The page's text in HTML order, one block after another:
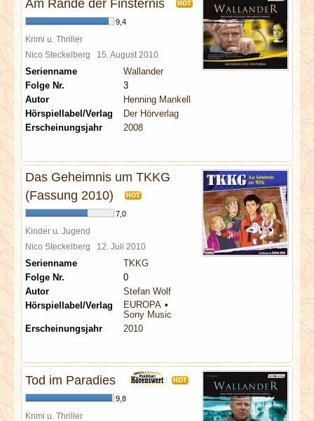
Am Rande der Finsternis HOT
9,4
Krimi u. Thriller
Nico Steckelberg 15. August 2010
Serienname
Wallander
Folge Nr.
3
Autor
Henning Mankell
Hörspiellabel/Verlag
Der Hörverlag
Erscheinungsjahr
2008
Das Geheimnis um TKKG
(Fassung 2010)
HOT
7,0
Kinder u. Jugend
Nico Steckelberg 12. Juli 2010
Serienname
TKKG
Folge Nr.
0
Autor
Stefan Wolf
Hörspiellabel/Verlag
EUROPA
Sony Music
Erscheinungsjahr
2010
Tod im Paradies HOT
9,8
Krimi u. Thriller